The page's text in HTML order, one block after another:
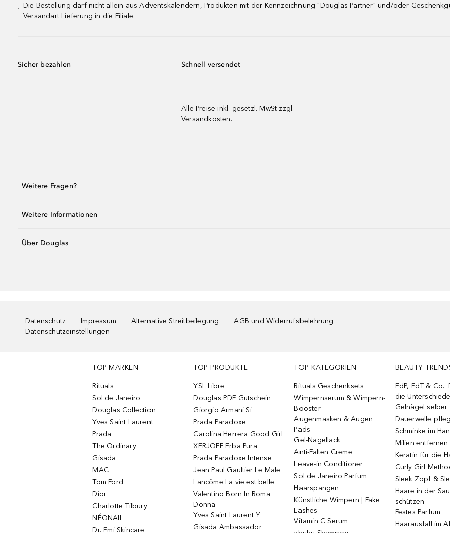
¹
Die Bestellung darf nicht allein aus Adventskalendern, Produkten mit der Kennzeichnung "Douglas Partner" und/oder
Versandart Lieferung in die Filiale.
Sicher bezahlen Schnell versendet
Alle Preise inkl. gesetzl. MwSt zzgl.
Versandkosten.
Weitere Fragen?
Weitere Informationen
Über Douglas
Datenschutz Impressum Alternative Streitbeilegung
AGB und Widerrufsbelehrung
Datenschutzeinstellungen
TOP-MARKEN
Rituals
Sol de Janeiro
Douglas Collection
Yves Saint Laurent
Prada
The Ordinary
Gisada
MAC
Tom Ford
Dior
Charlotte Tilbury
NÉONAIL
Dr. Emi Skincare
TOP PRODUKTE
YSL Libre
Douglas PDF Gutschein
Giorgio Armani Si
Prada Paradoxe
Carolina Herrera Good Girl
XERJOFF Erba Pura
Prada Paradoxe Intense
Jean Paul Gaultier Le Male
Lancôme La vie est belle
Valentino Born In Roma
Donna
Yves Saint Laurent Y
Gisada Ambassador
TOP KATEGORIEN
Rituals Geschenksets
Wimpernserum & Wimpern-
Booster
Augenmasken & Augen
Pads
Gel-Nagellack
Anti-Falten Creme
Leave-in Conditioner
Sol de Janeiro Parfum
Haarspangen
Künstliche Wimpern | Fake
Lashes
Vitamin C Serum
BEAUTY
EdP, EdT & Co.:
die Unterschiede
Gelnägel selber
Dauerwelle
Schminke im
Milien entfernen
Keratin für die
Curly Girl
Sleek Zopf &
Haare in der
schützen
Festes Parfum
Haarausfall im